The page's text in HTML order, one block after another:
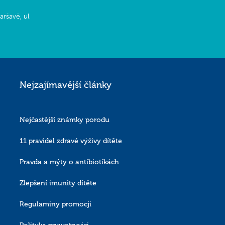
ul.
GDPR. Poskytnutý
jménem a ve
bude taková
Nejzajímavější články
Nejčastější známky porodu
11 pravidel zdravé výživy dítěte
Pravda a mýty o antibiotikách
Zlepšení imunity dítěte
Regulaminy promocji